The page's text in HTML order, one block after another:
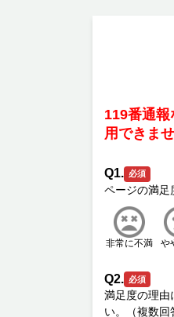
119番通報
用できませ
Q1. 必須
非常に不満 や
Q2. 必須
満足度の理由